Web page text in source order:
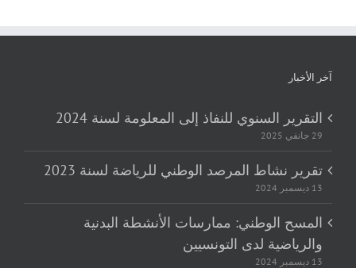
آخر الأخبار
التقرير السنوي للنفاذ إلى المعلومة لسنة 2024
29 جانفي 2025
تقرير نشاط المرصد الوطني للرياضة لسنة 2023
13 ديسمبر 2024
المسح الوطني: ممارسات الأنشطة البدنية
والرياضية لدى التونسيين
13 ديسمبر 2024